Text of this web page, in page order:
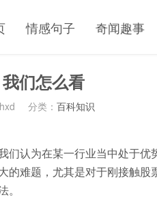
情感句子 奇闻趣事
们怎么看
分类： 百科知识
们认为在某一行业当中处于
的难题，尤其是对于刚接触